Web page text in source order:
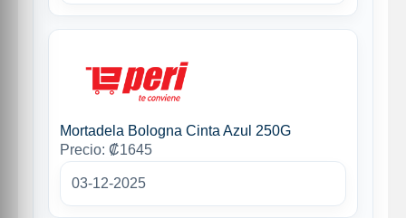
Mortadela Bologna Cinta Azul 250G
Precio: ₡1645
03-12-2025